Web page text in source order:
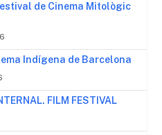
de Cinema Mitològic
Indígena de Barcelona
FILM FESTIVAL